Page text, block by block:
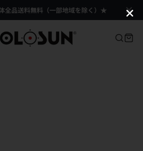
全品送料無料（一部地域を除く）★